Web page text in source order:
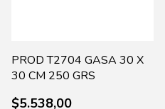
PROD T2704 GASA 30 X
30 CM 250 GRS
$5.538,00